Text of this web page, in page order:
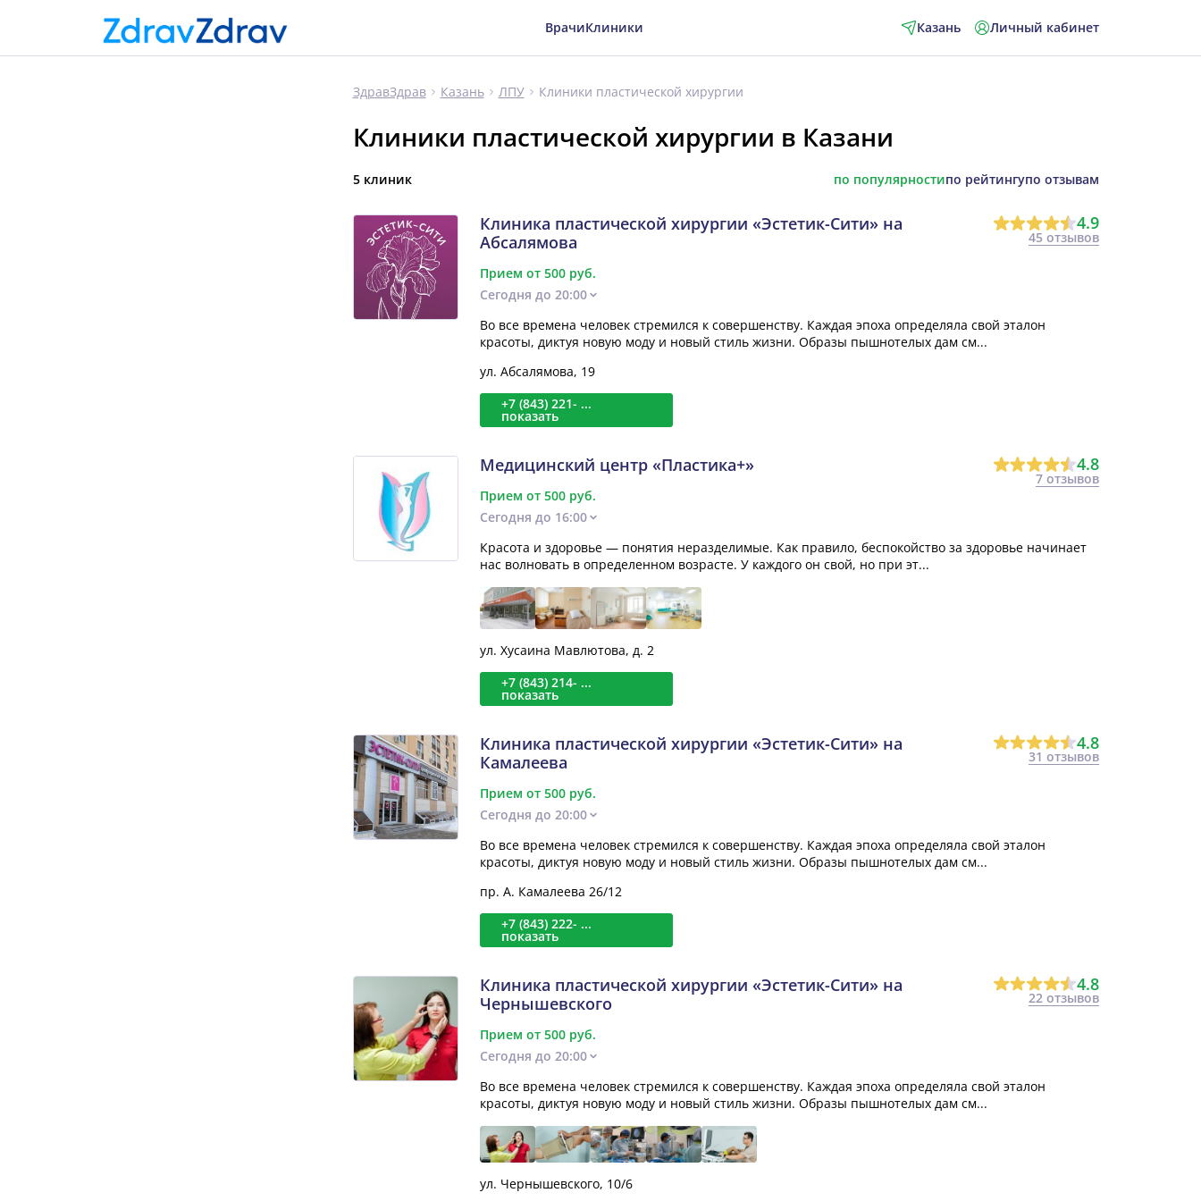
ВрачиКлиники Казань Личный кабинет
ЗдравЗдрав Казань ЛПУ Клиники пластической хирургии
Клиники пластической хирургии в Казани
5 клиник по популярностипо рейтингупо отзывам
Клиника пластической хирургии «Эстетик-Сити» на
Абсалямова
4.9
45 отзывов
Прием от 500 руб.
Сегодня до 20:00
Во все времена человек стремился к совершенству. Каждая эпоха определяла свой эталон
красоты, диктуя новую моду и новый стиль жизни. Образы пышнотелых дам см...
ул. Абсалямова, 19
+7 (843) 221- ...
показать
Медицинский центр «Пластика+» 4.8
7 отзывов
Прием от 500 руб.
Сегодня до 16:00
Красота и здоровье — понятия неразделимые. Как правило, беспокойство за здоровье начинает
нас волновать в определенном возрасте. У каждого он свой, но при эт...
ул. Хусаина Мавлютова, д. 2
+7 (843) 214- ...
показать
Клиника пластической хирургии «Эстетик-Сити» на
Камалеева
4.8
31 отзывов
Прием от 500 руб.
Сегодня до 20:00
Во все времена человек стремился к совершенству. Каждая эпоха определяла свой эталон
красоты, диктуя новую моду и новый стиль жизни. Образы пышнотелых дам см...
пр. А. Камалеева 26/12
+7 (843) 222- ...
показать
Клиника пластической хирургии «Эстетик-Сити» на
Чернышевского
4.8
22 отзывов
Прием от 500 руб.
Сегодня до 20:00
Во все времена человек стремился к совершенству. Каждая эпоха определяла свой эталон
красоты, диктуя новую моду и новый стиль жизни. Образы пышнотелых дам см...
ул. Чернышевского, 10/6